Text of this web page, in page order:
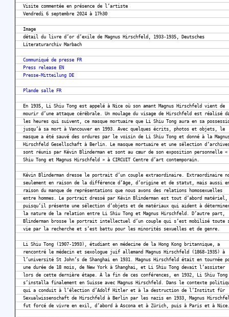
Visite commentée en présence de l’artiste
Vendredi 6 septembre 2024 à 17h30
Image
détail du livre d’or d’exile de Magnus Hirschfeld, 1933-1935, Deutsches
Literaturarchiv Marbach
Communiqué de presse FR
Press release EN
Presse-Mitteilung DE
Plande salle FR
En 1935, Li Shiu Tong est appelé à Nice où son amant Magnus Hirschfeld vient de
mourir d’une attaque cérébrale. Un moulage du visage de Hirschfeld est réalisé
les heures qui suivent, ce masque mortuaire que Li Shiu Tong aura en sa
jusqu’à sa mort à Vancouver en 1993. Avec quelques écrits, photos et objets, le
masque a été sauvé des ordures par le voisin de Li Shiu Tong et donné à la
Hirschfeld Gesellschaft à Berlin. Le masque mortuaire et une sélection
sont réunis par Kévin Blinderman et sont au cœur de son exposition personnelle
Shiu Tong et Magnus Hirschfeld » à CIRCUIT Centre d’art contemporain.
Kévin Blinderman dresse le portrait d’un couple extraordinaire. Extraordinaire
seulement en raison de la différence d’âge, d’origine et de statut, mais aussi
raison du manque de représentations que nous avons des relations homosexuelles
entre hommes. Le portrait dressé par Kévin Blinderman est tout d’abord matériel,
puisqu’il présente une sélection d’objets et de matériaux qui aident à
la nature de la relation entre Li Shiu Tong et Magnus Hirschfeld. D’autre part,
Blinderman brosse le portrait intellectuel d’un couple qui s’est mobilisé toute
vie par la recherche et s’est battu pour les minorités sexuelles et de genre.
Li Shiu Tong (1907-1993), étudiant en médecine de la Hong Kong britannique, a
rencontré le médecin et sexologue juif allemand Magnus Hirschfeld (1868-1935) à
l’université St John’s de Shanghai en 1931. Magnus Hirschfeld était en tournée
une durée de 18 mois, de New York à Shanghai, et Li Shiu Tong devait l’assister
lors de cette dernière étape. À la fin de ces conférences, en 1932, Li Shiu Tong
s’installa finalement en Suisse avec Magnus Hirschfeld. Dans le contexte
qui a conduit à l’élection d’Adolf Hitler et à la destruction de l’Institut für
Sexualwissenschaft de Hirschfeld à Berlin par les nazis en 1933, Magnus
fut forcé de vivre en exil, d’abord à Ascona et à Zürich, puis à Paris et à